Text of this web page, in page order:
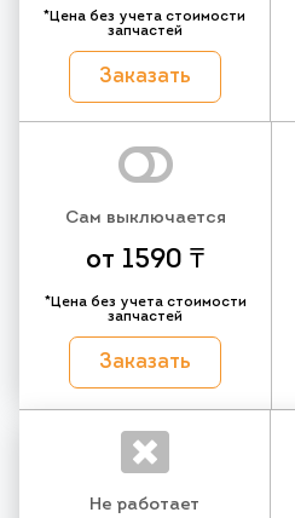
*Цена без учета стоимости
запчастей
Заказать
Сам выключается
от 1590 ₸
*Цена без учета стоимости
запчастей
Заказать
Не работает